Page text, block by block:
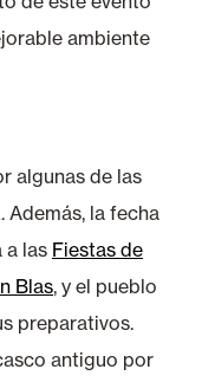
ambiente
algunas de las
Además, la fecha
a las Fiestas de
Blas, y el pueblo
preparativos.
antiguo por